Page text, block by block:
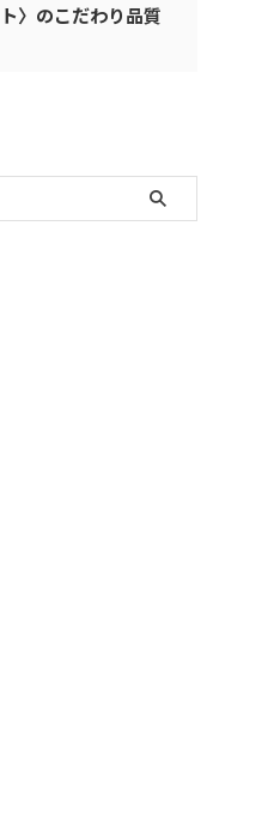
ト〉のこだわり品質